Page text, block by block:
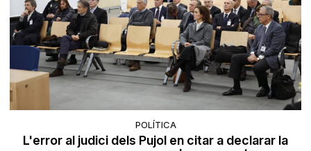
POLÍTICA
L'error al judici dels Pujol en citar a declarar la